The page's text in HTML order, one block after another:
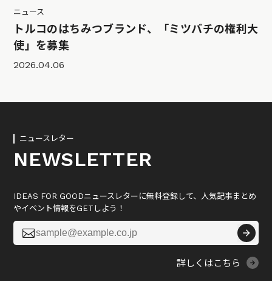
ニュース
トルコのはちみつブランド、「ミツバチの権利大
使」を募集
2026.04.06
ニュースレター
NEWSLETTER
IDEAS FOR GOODニュースレターに無料登録して、人気記事まとめ
やイベント情報をGETしよう！

詳しくはこちら